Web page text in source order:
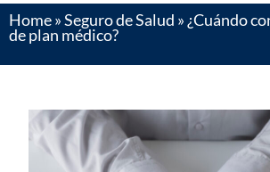
Home»Seguro de Salud »¿Cuándo
de plan médico?